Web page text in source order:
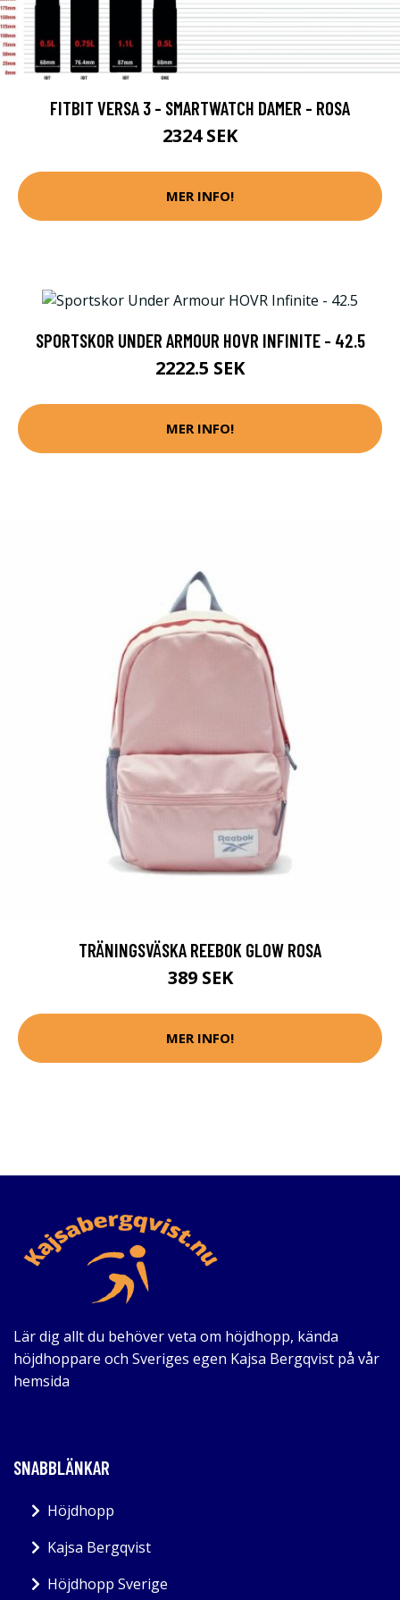
FITBIT VERSA 3 - SMARTWATCH DAMER - ROSA
2324 SEK
MER INFO!
SPORTSKOR UNDER ARMOUR HOVR INFINITE - 42.5
2222.5 SEK
MER INFO!
TRÄNINGSVÄSKA REEBOK GLOW ROSA
389 SEK
MER INFO!
Lär dig allt du behöver veta om höjdhopp, kända
höjdhoppare och Sveriges egen Kajsa Bergqvist på vår
hemsida
SNABBLÄNKAR
Höjdhopp
Kajsa Bergqvist
Höjdhopp Sverige